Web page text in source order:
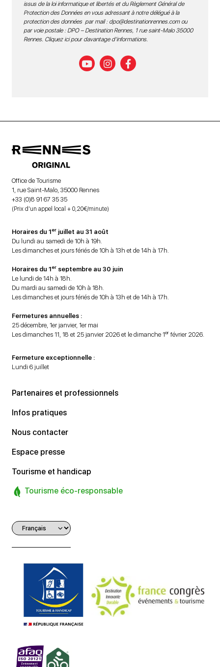
issus de la loi informatique et libertés et du Règlement Général de
Protection des Données en vous adressant à notre délégué à la
protection des données par mail : dpo@destinationrennes.comou
par voie postale : DPO – Destination Rennes, 1 rue saint-Malo 35000
Rennes. Cliquez ici pour davantage d’informations.
Office de Tourisme
1, rue Saint-Malo, 35000 Rennes
+33 (0)8 91 67 35 35
(Prix d’un appel local + 0,20€/minute)
Horaires du 1er juillet au 31 août
Du lundi au samedi de 10h à 19h.
Les dimanches et jours fériés de 10h à 13h et de 14h à 17h.
Horaires du 1er septembre au 30 juin
Le lundi de 14h à 18h.
Du mardi au samedi de 10h à 18h.
Les dimanches et jours fériés de 10h à 13h et de 14h à 17h.
Fermetures annuelles :
25 décembre, 1er janvier, 1er mai
Les dimanches 11, 18 et 25 janvier 2026 et le dimanche 1er février 2026.
Fermeture exceptionnelle :
Lundi 6 juillet
Partenaires et professionnels
Infos pratiques
Nous contacter
Espace presse
Tourisme et handicap
Tourisme éco-responsable